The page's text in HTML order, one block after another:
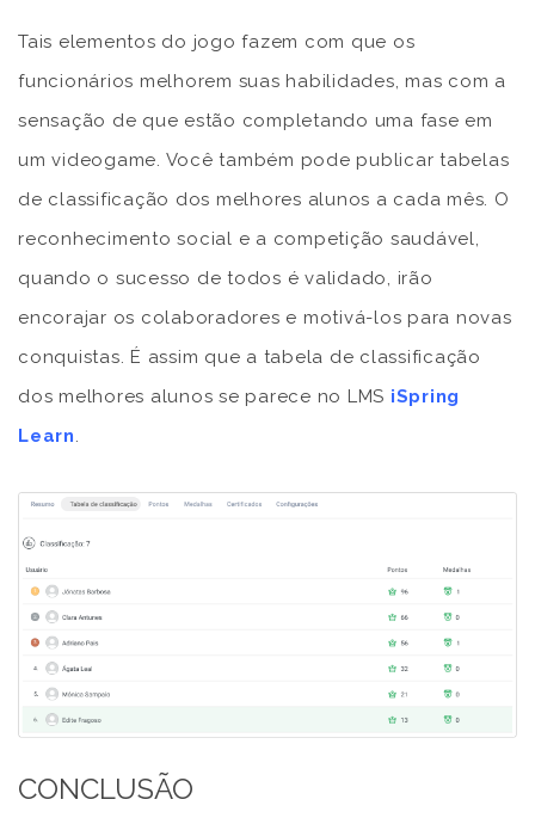
Tais elementos do jogo fazem com que os
funcionários melhorem suas habilidades, mas com a
sensação de que estão completando uma fase em
um videogame. Você também pode publicar tabelas
de classificação dos melhores alunos a cada mês. O
reconhecimento social e a competição saudável,
quando o sucesso de todos é validado, irão
encorajar os colaboradores e motivá-los para novas
conquistas. É assim que a tabela de classificação
dos melhores alunos se parece no LMS iSpring
Learn.
CONCLUSÃO